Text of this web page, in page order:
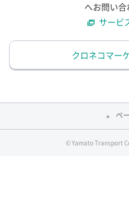
へお問い合
サービ
クロネコマー
ペ
© Yamato Transport